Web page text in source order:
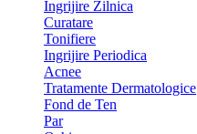
Ingrijire Zilnica
Curatare
Tonifiere
Ingrijire Periodica
Acnee
Tratamente Dermatologice
Fond de Ten
Par